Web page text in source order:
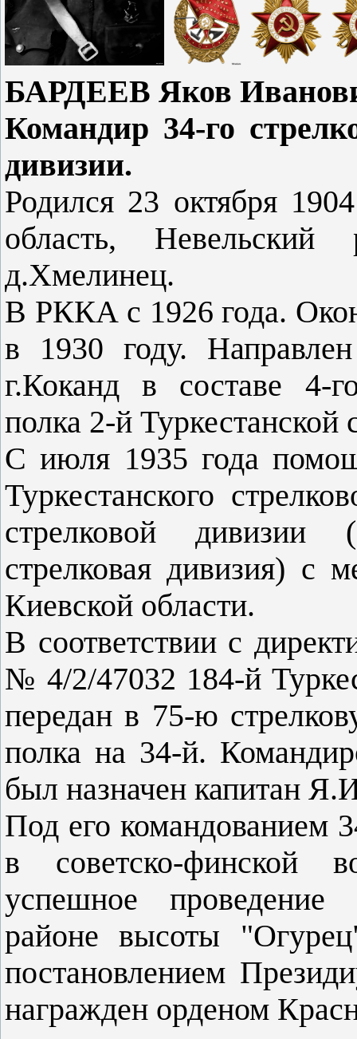
БАРДЕЕВ Яков
Командир 34-го
дивизии.
Родился 23 октября
область,
д.Хмелинец.
В РККА с 1926 года.
в 1930 году.
г.Коканд в составе 4-
полка 2-й Туркестанской
С июля 1935 года
Туркестанского
стрелковой дивизии
стрелковая дивизия) с
Киевской области.
В соответствии с
№ 4/2/47032 184-й
передан в 75-ю
полка на 34-й.
был назначен капитан
Под его командованием
в советско-финской
успешное проведение
районе высоты
постановлением
награжден орденом